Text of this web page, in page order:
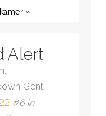
»
Alert
-
Gent
#6 in